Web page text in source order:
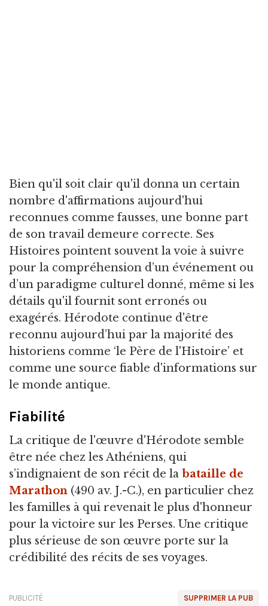
Bien qu'il soit clair qu'il donna un certain
nombre d'affirmations aujourd'hui
reconnues comme fausses, une bonne part
de son travail demeure correcte. Ses
Histoires pointent souvent la voie à suivre
pour la compréhension d’un événement ou
d’un paradigme culturel donné, même si les
détails qu'il fournit sont erronés ou
exagérés. Hérodote continue d'être
reconnu aujourd’hui par la majorité des
historiens comme ‘le Père de l'Histoire’ et
comme une source fiable d'informations sur
le monde antique.
Fiabilité
La critique de l'œuvre d'Hérodote semble
être née chez les Athéniens, qui
s’indignaient de son récit de la bataille de
Marathon (490 av. J.-C.), en particulier chez
les familles à qui revenait le plus d'honneur
pour la victoire sur les Perses. Une critique
plus sérieuse de son œuvre porte sur la
crédibilité des récits de ses voyages.
SUPPRIMER LA PUB
PUBLICITÉ